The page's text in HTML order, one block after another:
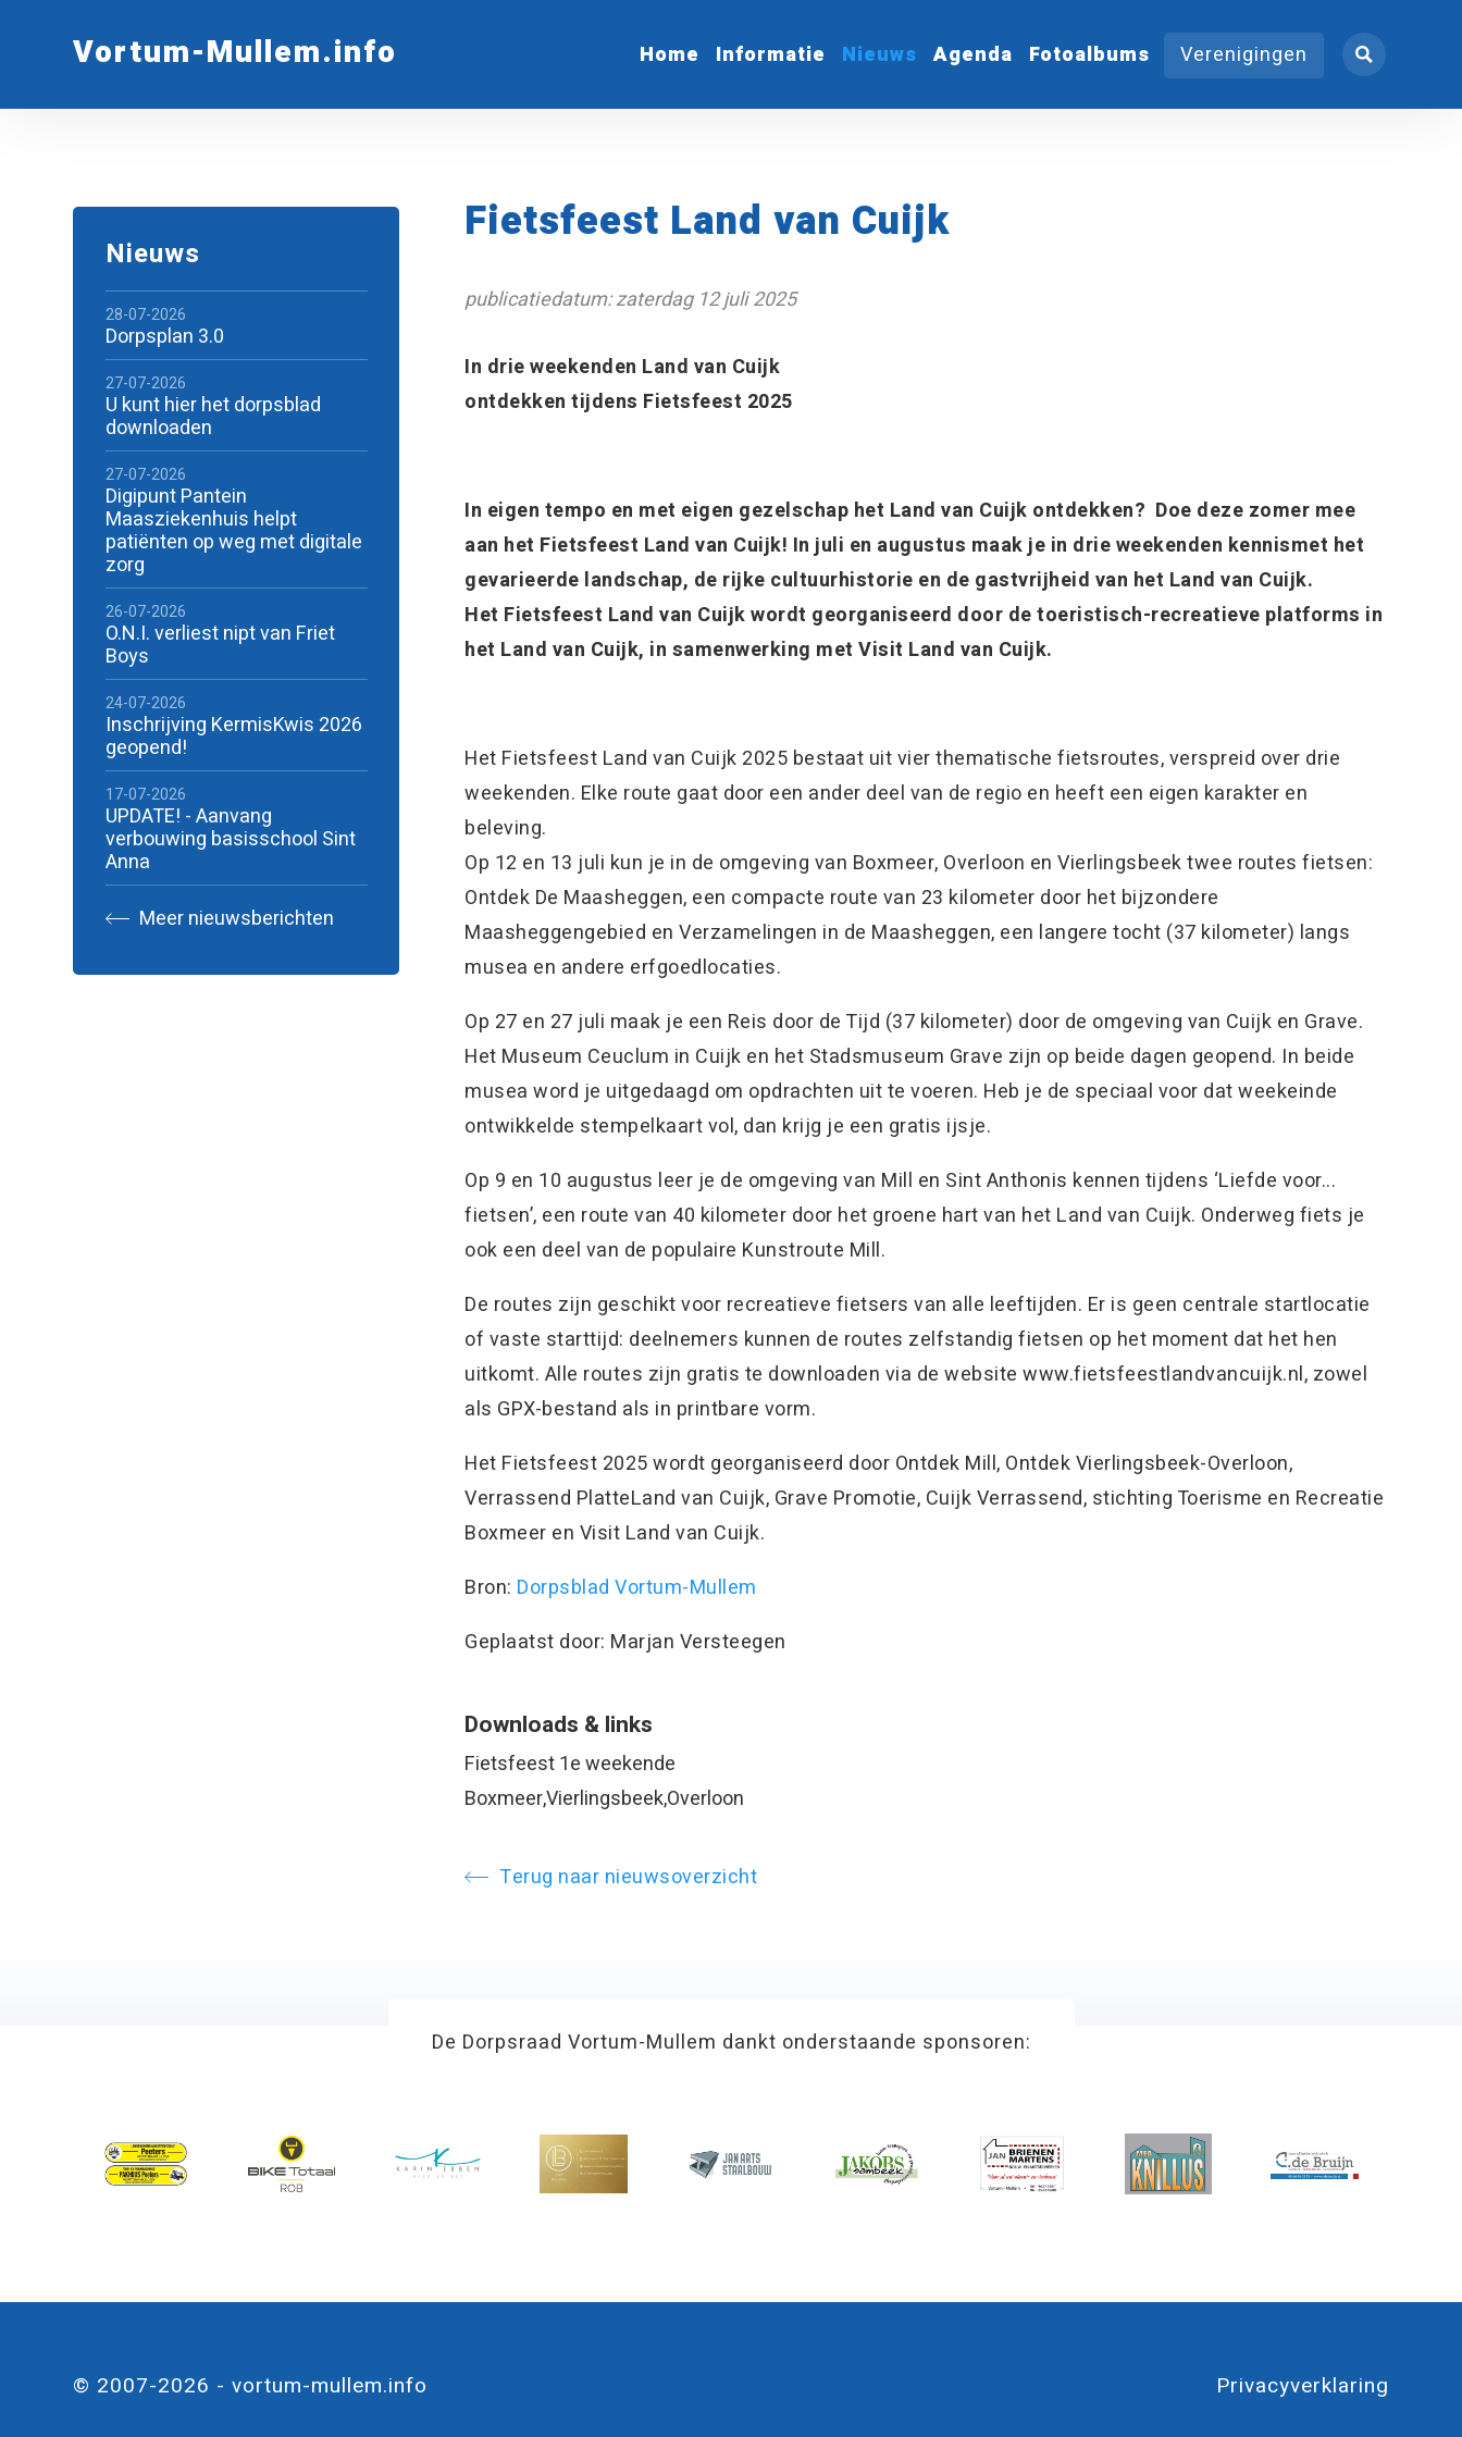
Vortum-Mullem.info Home Informatie Nieuws Agenda Fotoalbums Verenigingen
Fietsfeest Land van Cuijk
publicatiedatum: zaterdag 12 juli 2025
In drie weekenden Land van Cuijk
ontdekken tijdens Fietsfeest 2025
In eigen tempo en met eigen gezelschap het Land van Cuijk ontdekken? Doe deze zomer mee
aan het Fietsfeest Land van Cuijk! In juli en augustus maak je in drie weekenden kennismet het
gevarieerde landschap, de rijke cultuurhistorie en de gastvrijheid van het Land van Cuijk.
Het Fietsfeest Land van Cuijk wordt georganiseerd door de toeristisch-recreatieve platforms in
het Land van Cuijk, in samenwerking met Visit Land van Cuijk.
Het Fietsfeest Land van Cuijk 2025 bestaat uit vier thematische fietsroutes, verspreid over drie
weekenden. Elke route gaat door een ander deel van de regio en heeft een eigen karakter en
beleving.
Op 12 en 13 juli kun je in de omgeving van Boxmeer, Overloon en Vierlingsbeek twee routes fietsen:
Ontdek De Maasheggen, een compacte route van 23 kilometer door het bijzondere
Maasheggengebied en Verzamelingen in de Maasheggen, een langere tocht (37 kilometer) langs
musea en andere erfgoedlocaties.
Op 27 en 27 juli maak je een Reis door de Tijd (37 kilometer) door de omgeving van Cuijk en Grave.
Het Museum Ceuclum in Cuijk en het Stadsmuseum Grave zijn op beide dagen geopend. In beide
musea word je uitgedaagd om opdrachten uit te voeren. Heb je de speciaal voor dat weekeinde
ontwikkelde stempelkaart vol, dan krijg je een gratis ijsje.
Op 9 en 10 augustus leer je de omgeving van Mill en Sint Anthonis kennen tijdens ‘Liefde voor...
fietsen’, een route van 40 kilometer door het groene hart van het Land van Cuijk. Onderweg fiets je
ook een deel van de populaire Kunstroute Mill.
De routes zijn geschikt voor recreatieve fietsers van alle leeftijden. Er is geen centrale startlocatie
of vaste starttijd: deelnemers kunnen de routes zelfstandig fietsen op het moment dat het hen
uitkomt. Alle routes zijn gratis te downloaden via de website www.fietsfeestlandvancuijk.nl, zowel
als GPX-bestand als in printbare vorm.
Het Fietsfeest 2025 wordt georganiseerd door Ontdek Mill, Ontdek Vierlingsbeek-Overloon,
Verrassend PlatteLand van Cuijk, Grave Promotie, Cuijk Verrassend, stichting Toerisme en Recreatie
Boxmeer en Visit Land van Cuijk.
Bron: Dorpsblad Vortum-Mullem
Geplaatst door: Marjan Versteegen
Downloads & links
Fietsfeest 1e weekende
Boxmeer,Vierlingsbeek,Overloon
Terug naar nieuwsoverzicht
Nieuws
28-07-2026
Dorpsplan 3.0
27-07-2026
U kunt hier het dorpsblad
downloaden
27-07-2026
Digipunt Pantein
Maasziekenhuis helpt
patiënten op weg met digitale
zorg
26-07-2026
O.N.I. verliest nipt van Friet
Boys
24-07-2026
Inschrijving KermisKwis 2026
geopend!
17-07-2026
UPDATE! - Aanvang
verbouwing basisschool Sint
Anna
Meer nieuwsberichten
De Dorpsraad Vortum-Mullem dankt onderstaande sponsoren:
© 2007-2026 - vortum-mullem.info Privacyverklaring